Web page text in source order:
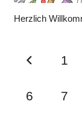
Herzlich
1
6 7